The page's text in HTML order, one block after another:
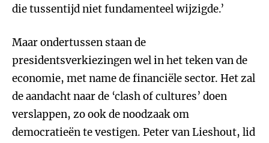
die tussentijd niet fundamenteel wijzigde.’
Maar ondertussen staan de
presidentsverkiezingen wel in het teken van de
economie, met name de financiële sector. Het zal
de aandacht naar de ‘clash of cultures’ doen
verslappen, zo ook de noodzaak om
democratieën te vestigen. Peter van Lieshout, lid